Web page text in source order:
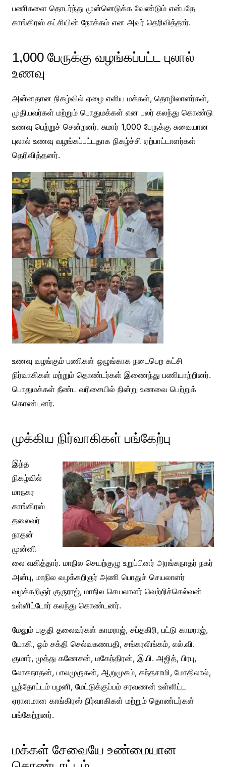
பணிகளை தொடர்ந்து முன்னெடுக்க வேண்டும் என்பதே
காங்கிரஸ் கட்சியின் நோக்கம் என அவர் தெரிவித்தார்.
1,000 பேருக்கு வழங்கப்பட்ட புலால்
உணவு
அன்னதான நிகழ்வில் ஏழை எளிய மக்கள், தொழிலாளர்கள்,
முதியவர்கள் மற்றும் பொதுமக்கள் என பலர் கலந்து கொண்டு
உணவு பெற்றுச் சென்றனர். சுமார் 1,000 பேருக்கு சுவையான
புலால் உணவு வழங்கப்பட்டதாக நிகழ்ச்சி ஏற்பாட்டாளர்கள்
தெரிவித்தனர்.
உணவு வழங்கும் பணிகள் ஒழுங்காக நடைபெற கட்சி
நிர்வாகிகள் மற்றும் தொண்டர்கள் இணைந்து பணியாற்றினர்.
பொதுமக்கள் நீண்ட வரிசையில் நின்று உணவை பெற்றுக்
கொண்டனர்.
முக்கிய நிர்வாகிகள் பங்கேற்பு
இந்த
நிகழ்வில்
மாநகர
காங்கிரஸ்
தலைவர்
நாதன்
முன்னி
லை வகித்தார். மாநில செயற்குழு உறுப்பினர் அரங்கநாதர் நகர்
அன்பு, மாநில வழக்கறிஞர் அணி பொதுச் செயலாளர்
வழக்கறிஞர் குருராஜ், மாநில செயலாளர் வெற்றிச்செல்வன்
உள்ளிட்டோர் கலந்து கொண்டனர்.
மேலும் பகுதி தலைவர்கள் காமராஜ், சப்தகிரி, பட்டு காமராஜ்,
யோகி, ஓம் சக்தி செல்வகணபதி, சங்கரலிங்கம், எல்.வி.
குமார், முத்து கணேசன், மகேந்திரன், இ.பி. அஜித், பிரபு,
லோகநாதன், பாலமுருகன், ஆறுமுகம், கந்தசாமி, மோதிலால்,
பூந்தோட்டம் பழனி, மேட்டுக்குப்பம் சரவணன் உள்ளிட்ட
ஏராளமான காங்கிரஸ் நிர்வாகிகள் மற்றும் தொண்டர்கள்
பங்கேற்றனர்.
மக்கள் சேவையே உண்மையான